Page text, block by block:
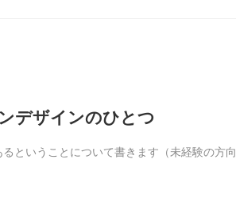
デザインのひとつ
ということについて書きます（未経験の方向